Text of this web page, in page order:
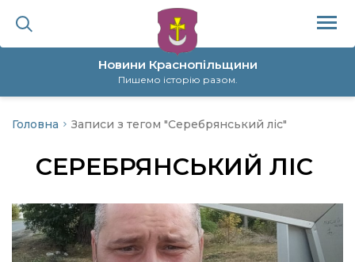
Новини Краснопільщини
Пишемо історію разом.
політика
Головна Записи з тегом "Серебрянський ліс"
СЕРЕБРЯНСЬКИЙ ЛІС